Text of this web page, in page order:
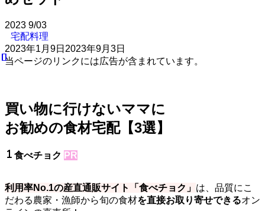
2023 9/03
宅配料理
2023年1月9日 2023年9月3日
当ページのリンクには広告が含まれています。
買い物に行けないママに
お勧めの食材宅配【3選】
食べチョク PR
利用率No.1の産直通販サイト「食べチョク」 は、品質にこ
だわる農家・漁師から旬の食材を直接お取り寄せできるオン